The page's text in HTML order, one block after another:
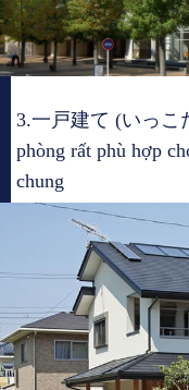
3.一戸建て (いっこ
phòng rất phù hợp
chung